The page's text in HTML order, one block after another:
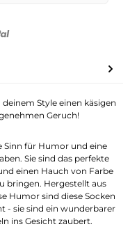
Style einen käsigen
Geruch!
Sinn für Humor und eine
Sie sind das perfekte
einen Hauch von Farbe
bringen. Hergestellt aus
Humor sind diese Socken
- sie sind ein wunderbarer
ins Gesicht zaubert.